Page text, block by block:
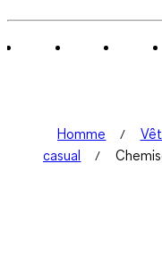
sur
Homme
casual